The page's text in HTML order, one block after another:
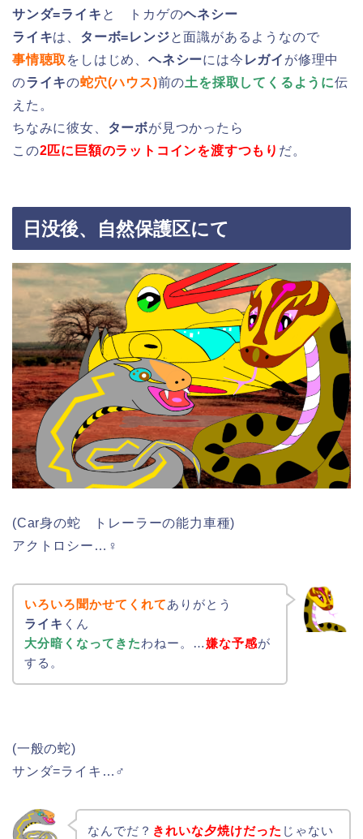
サンダ=ライキ と トカゲのヘネシー
ライキは、 ターボ=レンジと面識があるようなので
事情聴取 をしはじめ、ヘネシーには今 レガイ が修理中
のライキの蛇穴(ハウス)前の土を採取してくるように伝
えた。
ちなみに彼女、 ターボが見つかったら
この2匹に巨額のラットコインを渡すつもり だ。
日没後、自然保護区にて
(Car身の蛇 トレーラーの能力車種)
アクトロシー…♀
いろいろ聞かせてくれてありがとう
ライキ くん
大分暗くなってきたわねー。…嫌な予感が
する。
(一般の蛇)
サンダ=ライキ…♂
なんでだ？ きれいな夕焼けだった じゃない